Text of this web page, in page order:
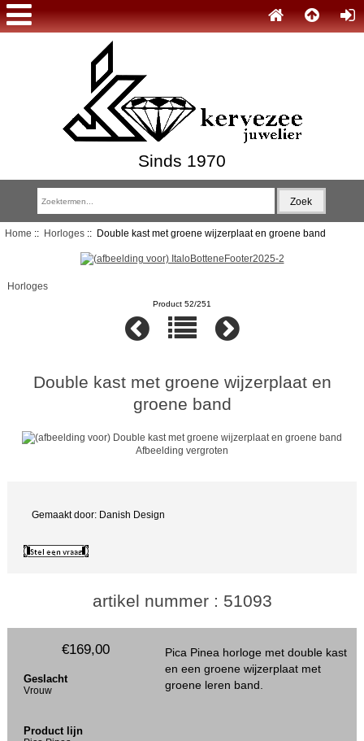
Sinds 1970
Home :: Horloges:: Double kast met groene wijzerplaat en groene band
Horloges
Product 52/251
Double kast met groene wijzerplaat en
groene band
Afbeelding vergroten
Gemaakt door: Danish Design
artikel nummer : 51093
Pica Pinea horloge met double kast
en een groene wijzerplaat met
groene leren band.
€169,00
Geslacht
Vrouw
Product lijn